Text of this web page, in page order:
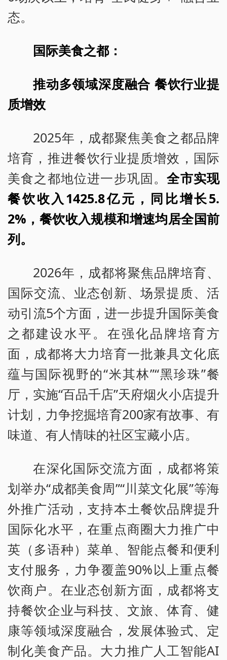
态。
国际美食之都：
推动多领域深度融合 餐饮行业提
质增效
2025年，成都聚焦美食之都品牌
培育，推进餐饮行业提质增效，国际
美食之都地位进一步巩固。全市实现
餐饮收入1425.8亿元，同比增长5.
2%，餐饮收入规模和增速均居全国前
列。
2026年，成都将聚焦品牌培育、
国际交流、业态创新、场景提质、活
动引流5个方面，进一步提升国际美食
之都建设水平。在强化品牌培育方
面，成都将大力培育一批兼具文化底
蕴与国际视野的“米其林”“黑珍珠”餐
厅，实施“百品千店”天府烟火小店提升
计划，力争挖掘培育200家有故事、有
味道、有人情味的社区宝藏小店。
在深化国际交流方面，成都将策
划举办“成都美食周”“川菜文化展”等海
外推广活动，支持本土餐饮品牌提升
国际化水平，在重点商圈大力推广中
英（多语种）菜单、智能点餐和便利
支付服务，力争覆盖90%以上重点餐
饮商户。在业态创新方面，成都将支
持餐饮企业与科技、文旅、体育、健
康等领域深度融合，发展体验式、定
制化美食产品。大力推广人工智能AI